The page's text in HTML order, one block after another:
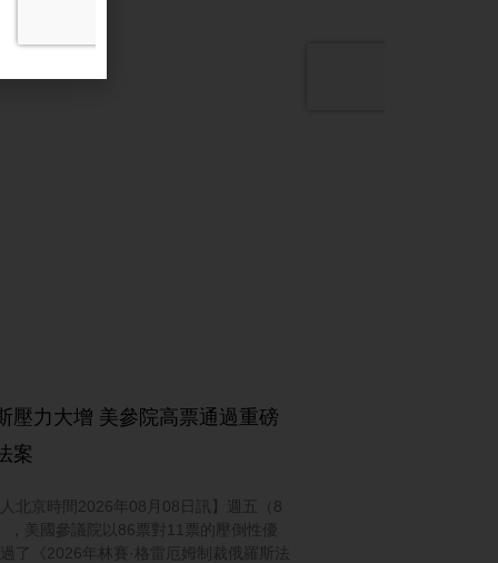
壓力大增 美參院高票通過重磅
案
北京時間2026年08月08日訊】週五（8
，美國參議院以86票對11票的壓倒性優
了《2026年林賽·格雷厄姆制裁俄羅斯法